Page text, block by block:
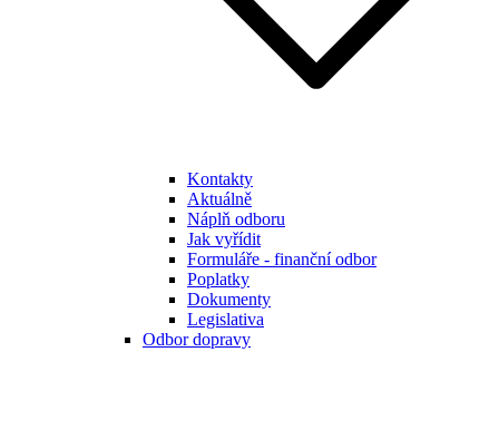
Kontakty
Aktuálně
Náplň odboru
Jak vyřídit
Formuláře - finanční odbor
Poplatky
Dokumenty
Legislativa
Odbor dopravy